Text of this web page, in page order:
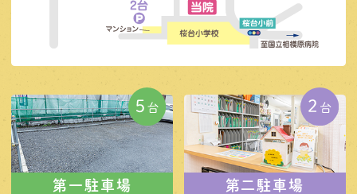
第一駐車場
第二駐車場